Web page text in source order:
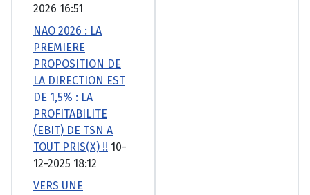
2026 16:51
NAO 2026 : LA
PREMIERE
PROPOSITION DE
LA DIRECTION EST
DE 1,5% : LA
PROFITABILITE
(EBIT) DE TSN A
TOUT PRIS(X) !! 10-
12-2025 18:12
VERS UNE